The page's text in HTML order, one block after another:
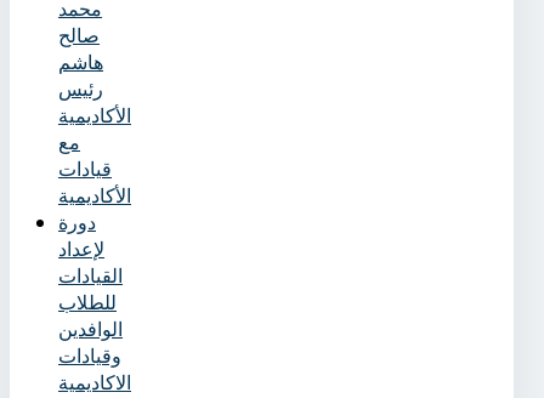
محمد
صالح
هاشم
رئيس
الأكاديمية
مع
قيادات
الأكاديمية
دورة
لإعداد
القيادات
للطلاب
الوافدين
وقيادات
الاكاديمية